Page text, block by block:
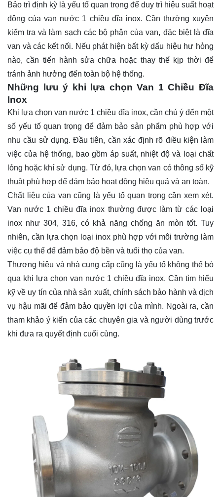
Bảo trì định kỳ là yếu tố quan trọng để duy trì hiệu suất hoạt
động của van nước 1 chiều đĩa inox. Cần thường xuyên
kiểm tra và làm sạch các bộ phận của van, đặc biệt là đĩa
van và các kết nối. Nếu phát hiện bất kỳ dấu hiệu hư hỏng
nào, cần tiến hành sửa chữa hoặc thay thế kịp thời để
tránh ảnh hưởng đến toàn bộ hệ thống.
Những lưu ý khi lựa chọn Van 1 Chiều Đĩa
Inox
Khi lựa chọn van nước 1 chiều đĩa inox, cần chú ý đến một
số yếu tố quan trọng để đảm bảo sản phẩm phù hợp với
nhu cầu sử dụng. Đầu tiên, cần xác định rõ điều kiện làm
việc của hệ thống, bao gồm áp suất, nhiệt độ và loại chất
lỏng hoặc khí sử dụng. Từ đó, lựa chọn van có thông số kỹ
thuật phù hợp để đảm bảo hoạt động hiệu quả và an toàn.
Chất liệu của van cũng là yếu tố quan trọng cần xem xét.
Van nước 1 chiều đĩa inox thường được làm từ các loại
inox như 304, 316, có khả năng chống ăn mòn tốt. Tuy
nhiên, cần lựa chọn loại inox phù hợp với môi trường làm
việc cụ thể để đảm bảo độ bền và tuổi thọ của van.
Thương hiệu và nhà cung cấp cũng là yếu tố không thể bỏ
qua khi lựa chọn van nước 1 chiều đĩa inox. Cần tìm hiểu
kỹ về uy tín của nhà sản xuất, chính sách bảo hành và dịch
vụ hậu mãi để đảm bảo quyền lợi của mình. Ngoài ra, cần
tham khảo ý kiến của các chuyên gia và người dùng trước
khi đưa ra quyết định cuối cùng.